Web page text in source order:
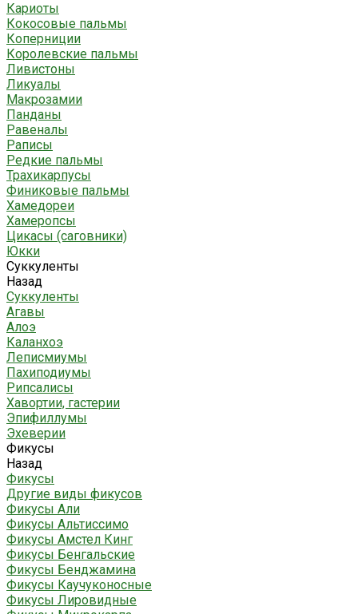
Кариоты
Кокосовые пальмы
Коперниции
Королевские пальмы
Ливистоны
Ликуалы
Макрозамии
Панданы
Равеналы
Раписы
Редкие пальмы
Трахикарпусы
Финиковые пальмы
Хамедореи
Хамеропсы
Цикасы (саговники)
Юкки
Суккуленты
Назад
Суккуленты
Агавы
Алоэ
Каланхоэ
Леписмиумы
Пахиподиумы
Рипсалисы
Хавортии, гастерии
Эпифиллумы
Эхеверии
Фикусы
Назад
Фикусы
Другие виды фикусов
Фикусы Али
Фикусы Альтиссимо
Фикусы Амстел Кинг
Фикусы Бенгальские
Фикусы Бенджамина
Фикусы Каучуконосные
Фикусы Лировидные